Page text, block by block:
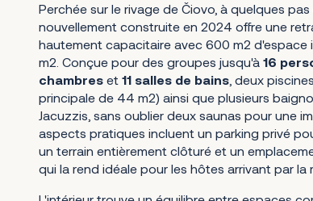
Perchée sur le rivage de Čiovo, à quelques
nouvellement construite en 2024 offre une
hautement capacitaire avec 600 m2 d'espace
m2. Conçue pour des groupes jusqu'à 16
chambres et 11 salles de bains , deux
principale de 44 m2) ainsi que plusieurs
Jacuzzis, sans oublier deux saunas pour une
aspects pratiques incluent un parking privé
un terrain entièrement clôturé et un
qui la rend idéale pour les hôtes arrivant par la